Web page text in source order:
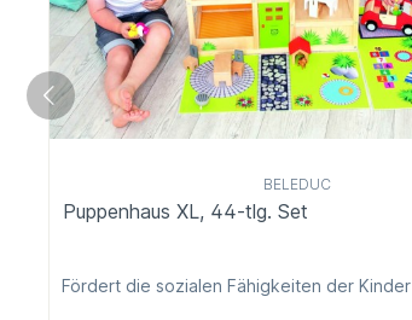
BELEDUC
Puppenhaus XL, 44-tlg. Set
Fördert die sozialen Fähigkeiten der Kinder